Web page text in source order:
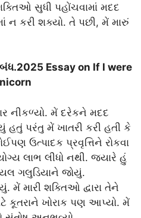
સુધી પહોંચવામાં મદદ
ન કરી શક્યો. તે પછી, મેં મારું
Essay on If I were
નીકળ્યો. મેં દરેકને મદદ
હતું પરંતુ મેં ખાતરી કરી હતી કે
ઉત્પાદક પ્રવૃત્તિને રોકવા
લાભ લીધો નથી. જ્યારે હું
ગલુડિયાને જોયું.
મેં મારી શક્તિઓ દ્વારા તેને
કૂતરાને ખોરાક પણ આપ્યો. મેં